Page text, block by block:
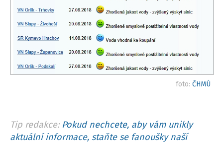
foto: ČHMÚ
Tip redakce: Pokud nechcete, aby vám unikly
aktuální informace, staňte se fanoušky naší